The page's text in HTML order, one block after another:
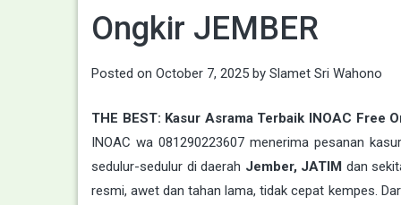
Ongkir JEMBER
Posted on October 7, 2025 by Slamet Sri Wahono
THE BEST: Kasur Asrama Terbaik INOAC Free
INOAC wa 081290223607 menerima pesanan
sedulur-sedulur di daerah Jember, JATIM dan
resmi, awet dan tahan lama, tidak cepat kempes.